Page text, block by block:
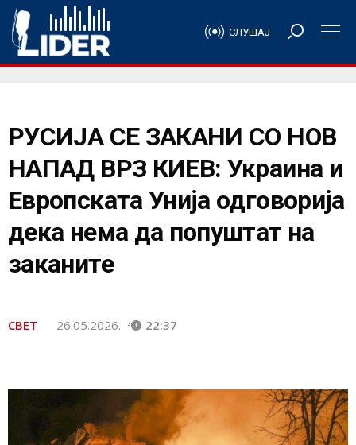
СЛУШАЈ
РУСИЈА СЕ ЗАКАНИ СО НОВ
НАПАД ВРЗ КИЕВ: Украина и
Европската Унија одговорија
дека нема да попуштат на
заканите
СВЕТ 26.05.2026. 22:37